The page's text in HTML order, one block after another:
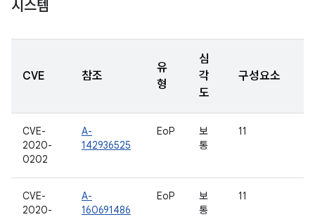
시스템
CVE 참조
유
형
심
각
도
구성요소
CVE-
2020-
0202
A-
142936525
EoP
보
통
11
CVE-
2020-
A-
160691486
EoP
보
통
11